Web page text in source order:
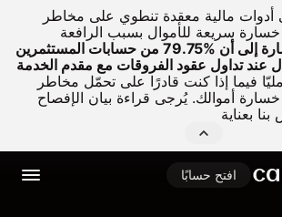
أدوات مالية معقدة تنطوي على مخاطر
خسارة سريعة للأموال بسبب الرافعة
وتجدر الإشارة إلى أن %79.75 من حسابات المستثمرين
عند تداول عقود الفروقات مع مقدم الخدمة
فيما إذا كنت قادرًا على تحمّل مخاطر
أموالك. يُرجى قراءة بيان الإفصاح
بعناية
افتح حسابًا